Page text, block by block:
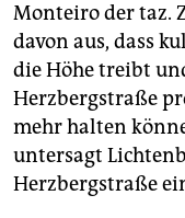
Monteiro der taz.
davon aus, dass
die Höhe treibt
Herzbergstraße
mehr halten
untersagt
Herzbergstraße